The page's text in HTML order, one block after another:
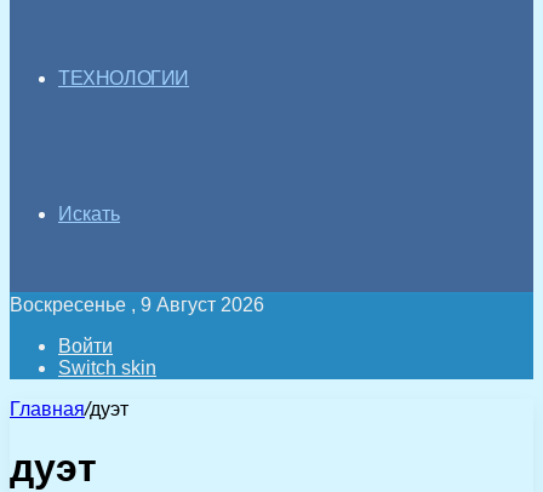
ТЕХНОЛОГИИ
Искать
Воскресенье , 9 Август 2026
Войти
Switch skin
Главная/дуэт
дуэт